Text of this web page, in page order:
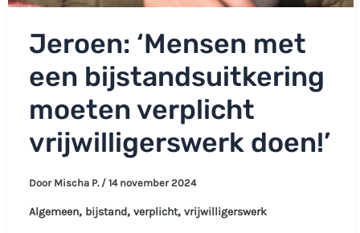
Jeroen: ‘Mensen met
een bijstandsuitkering
moeten verplicht
vrijwilligerswerk doen!’
Door Mischa P. / 14 november 2024
Algemeen, bijstand, verplicht, vrijwilligerswerk